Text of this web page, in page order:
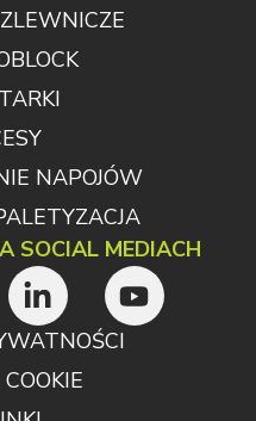
NAPOJÓW
SOCIAL MEDIACH